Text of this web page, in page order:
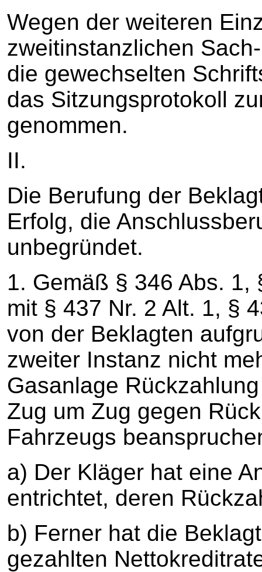
Wegen der weiteren
zweitinstanzlichen
die gewechselten
das Sitzungsprotokoll
genommen.
II.
Die Berufung der
Erfolg, die
unbegründet.
1. Gemäß § 346 Abs. 1,
mit § 437 Nr. 2 Alt. 1, §
von der Beklagten
zweiter Instanz nicht
Gasanlage
Zug um Zug gegen
Fahrzeugs
a) Der Kläger hat eine
entrichtet, deren
b) Ferner hat die
gezahlten